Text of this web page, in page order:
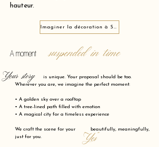
hauteur.
Imaginer la décoration à Sainte-Geneviève-des-Bois 91700
A moment suspended in time
is unique. Your proposal should be too.
Wherever you are, we imagine the perfect moment:
• A golden sky over a rooftop
• A tree-lined path filled with emotion
• A magical city for a timeless experience
We craft the scene for your beautifully, meaningfully,
just for you.
"Yes"
Your story